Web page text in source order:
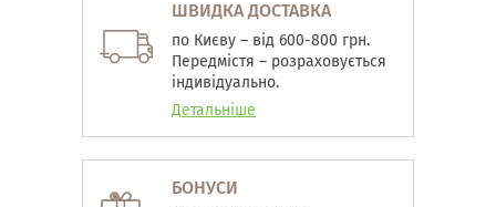
ШВИДКА ДОСТАВКА
по Києву – від 600-800 грн.
Передмістя – розраховується
індивідуально.
Детальніше
БОНУСИ